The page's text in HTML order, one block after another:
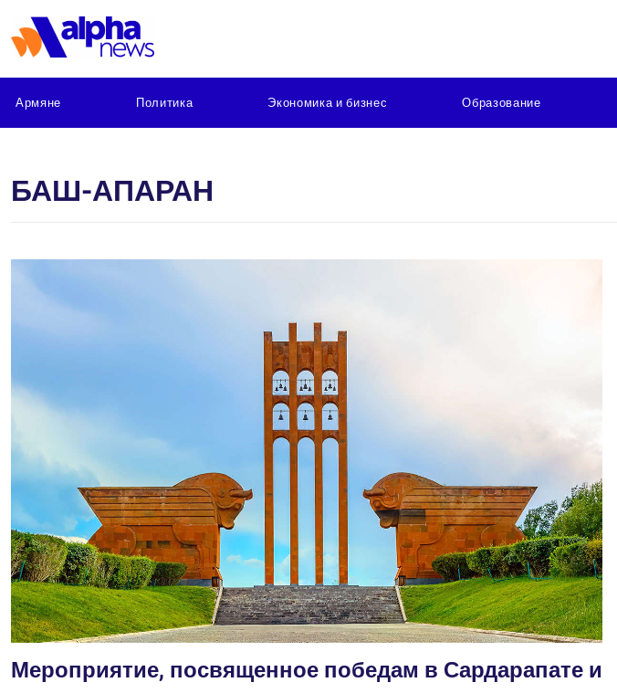
Армяне Политика Экономика и бизнес Образование
БАШ-АПАРАН
Мероприятие, посвященное победам в Сардарапате и